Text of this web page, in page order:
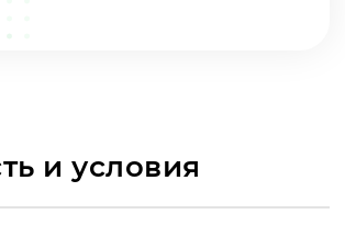
и условия